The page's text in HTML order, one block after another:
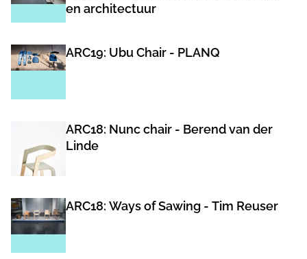
en architectuur
ARC19: Ubu Chair - PLANQ
ARC18: Nunc chair - Berend van der
Linde
ARC18: Ways of Sawing - Tim Reuser